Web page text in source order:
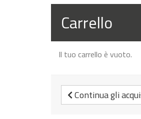
Carrello
Il tuo carrello è vuoto.
Continua gli